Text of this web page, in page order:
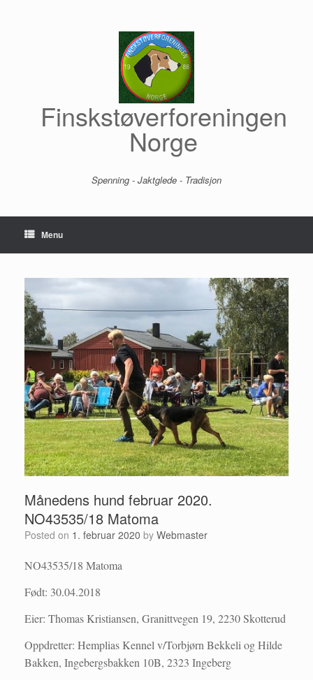
Finskstøverforeningen
Norge
Spenning - Jaktglede - Tradisjon
Menu
Månedens hund februar 2020.
NO43535/18 Matoma
Posted on 1. februar 2020 by Webmaster
NO43535/18 Matoma
Født: 30.04.2018
Eier: Thomas Kristiansen, Granittvegen 19, 2230 Skotterud
Oppdretter: Hemplias Kennel v/Torbjørn Bekkeli og Hilde
Bakken, Ingebergsbakken 10B, 2323 Ingeberg